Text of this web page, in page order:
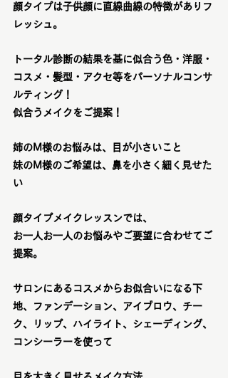
顔タイプは子供顔に直線曲線の特徴がありフ
レッシュ。
トータル診断の結果を基に似合う色・洋服・
コスメ・髪型・アクセ等をパーソナルコンサ
ルティング！
似合うメイクをご提案！
姉のM様のお悩みは、目が小さいこと
妹のM様のご希望は、鼻を小さく細く見せた
い
顔タイプメイクレッスンでは、
お一人お一人のお悩みやご要望に合わせてご
提案。
サロンにあるコスメからお似合いになる下
地、ファンデーション、アイブロウ、チー
ク、リップ、ハイライト、シェーディング、
コンシーラーを使って